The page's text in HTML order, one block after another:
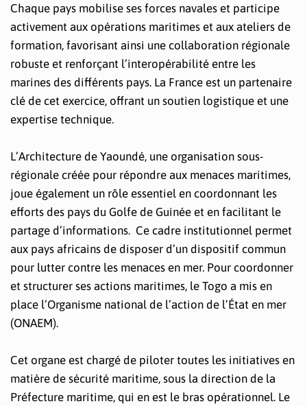
Chaque pays mobilise ses forces navales et participe
activement aux opérations maritimes et aux ateliers de
formation, favorisant ainsi une collaboration régionale
robuste et renforçant l’interopérabilité entre les
marines des différents pays. La France est un partenaire
clé de cet exercice, offrant un soutien logistique et une
expertise technique.
L’Architecture de Yaoundé, une organisation sous-
régionale créée pour répondre aux menaces maritimes,
joue également un rôle essentiel en coordonnant les
efforts des pays du Golfe de Guinée et en facilitant le
partage d’informations. Ce cadre institutionnel permet
aux pays africains de disposer d’un dispositif commun
pour lutter contre les menaces en mer. Pour coordonner
et structurer ses actions maritimes, le Togo a mis en
place l’Organisme national de l’action de l’État en mer
(ONAEM).
Cet organe est chargé de piloter toutes les initiatives en
matière de sécurité maritime, sous la direction de la
Préfecture maritime, qui en est le bras opérationnel. Le